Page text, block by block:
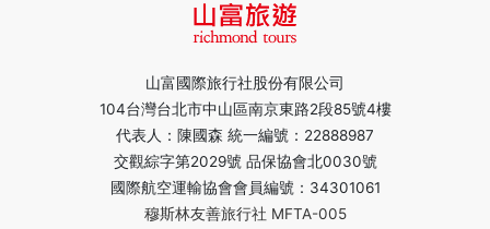
山富國際旅行社股份有限公司
104台灣台北市中山區南京東路2段85號4樓
代表人：陳國森 統一編號：22888987
交觀綜字第2029號 品保協會北0030號
國際航空運輸協會會員編號：34301061
穆斯林友善旅行社 MFTA-005